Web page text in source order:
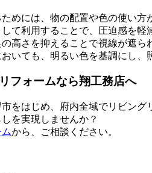
めには、物の配置や色の使い方
て利用することで、圧迫感を軽
高さを抑えることで視線が遮
いても、明るい色を基調にし
フォームなら翔工務店へ
をはじめ、府内全域でリビング
を実現しませんか？
から、ご相談ください。